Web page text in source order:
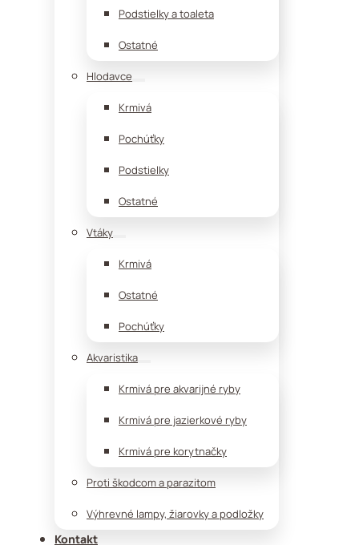
Podstielky a toaleta
Ostatné
Hlodavce
Krmivá
Pochúťky
Podstielky
Ostatné
Vtáky
Krmivá
Ostatné
Pochúťky
Akvaristika
Krmivá pre akvarijné ryby
Krmivá pre jazierkové ryby
Krmivá pre korytnačky
Proti škodcom a parazitom
Výhrevné lampy, žiarovky a podložky
Kontakt